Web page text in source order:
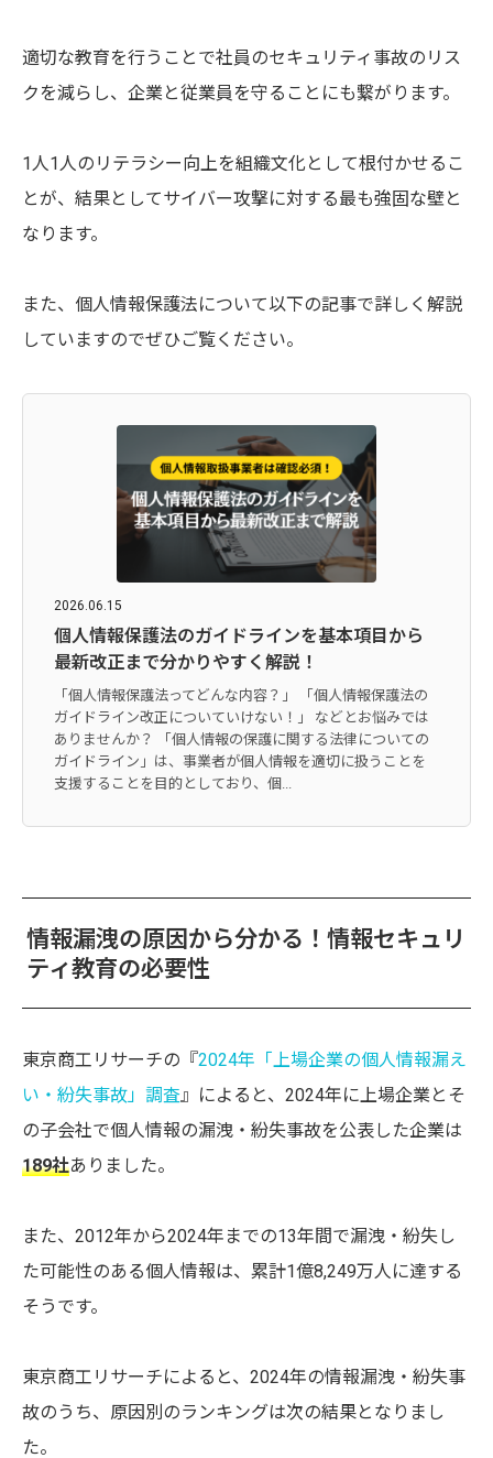
適切な教育を行うことで社員のセキュリティ事故のリス
クを減らし、企業と従業員を守ることにも繋がります。
1人1人のリテラシー向上を組織文化として根付かせるこ
とが、結果としてサイバー攻撃に対する最も強固な壁と
なります。
また、個人情報保護法について以下の記事で詳しく解説
していますのでぜひご覧ください。
2026.06.15
個人情報保護法のガイドラインを基本項目から
最新改正まで分かりやすく解説！
「個人情報保護法ってどんな内容？」 「個人情報保護法の
ガイドライン改正についていけない！」 などとお悩みでは
ありませんか？ 「個人情報の保護に関する法律についての
ガイドライン」は、事業者が個人情報を適切に扱うことを
支援することを目的としており、個...
情報漏洩の原因から分かる！情報セキュリ
ティ教育の必要性
東京商工リサーチの『2024年「上場企業の個人情報漏え
い・紛失事故」調査』によると、2024年に上場企業とそ
の子会社で個人情報の漏洩・紛失事故を公表した企業は
189社ありました。
また、2012年から2024年までの13年間で漏洩・紛失し
た可能性のある個人情報は、累計1億8,249万人に達する
そうです。
東京商工リサーチによると、2024年の情報漏洩・紛失事
故のうち、原因別のランキングは次の結果となりまし
た。